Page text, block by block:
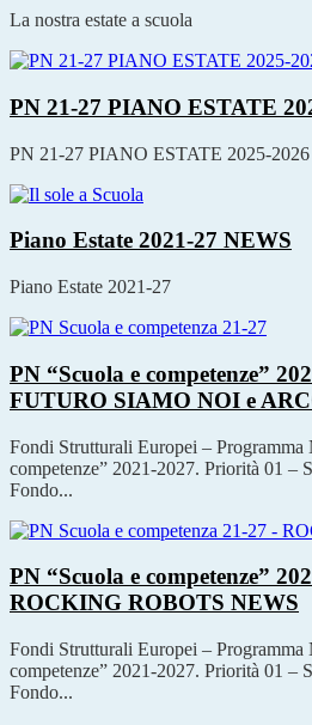
La nostra estate a scuola
PN 21-27 PIANO ESTATE
PN 21-27 PIANO ESTATE 2025-2026
Piano Estate 2021-27 NEWS
Piano Estate 2021-27
PN “Scuola e competenze”
FUTURO SIAMO NOI e
Fondi Strutturali Europei – Programma
competenze” 2021-2027. Priorità 01 –
Fondo...
PN “Scuola e competenze”
ROCKING ROBOTS NEWS
Fondi Strutturali Europei – Programma
competenze” 2021-2027. Priorità 01 –
Fondo...